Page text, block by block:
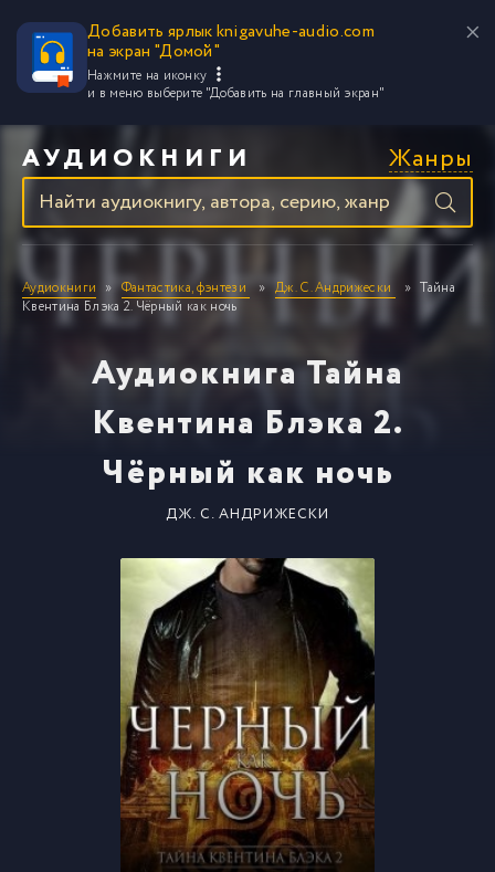
Добавить ярлык knigavuhe-audio.com
на экран "Домой"
Нажмите на иконку
и в меню выберите "Добавить на главный экран"
АУДИОКНИГИ Жанры
Аудиокниги Фантастика, фэнтези Дж. С. Андрижески
Тайна
Квентина Блэка 2. Чёрный как ночь
Аудиокнига Тайна
Квентина Блэка 2.
Чёрный как ночь
ДЖ. С. АНДРИЖЕСКИ